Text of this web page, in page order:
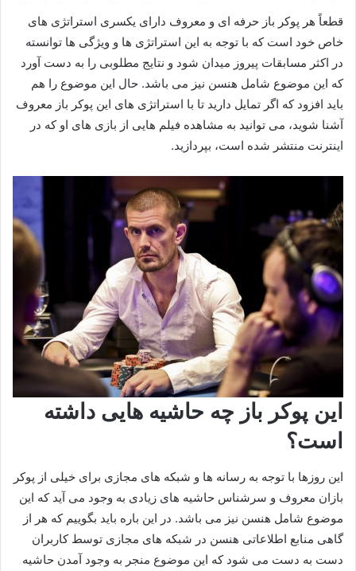
قطعاً هر پوکر باز حرفه ای و معروف دارای یکسری استراتژی های
خاص خود است که با توجه به این استراتژی‌ ها و ویژگی ها توانسته
در اکثر مسابقات پیروز میدان شود و نتایج مطلوبی را به دست آورد
که این موضوع شامل هنسن نیز می باشد. حال این موضوع را هم
باید افزود که اگر تمایل دارید تا با استراتژی های این پوکر باز معروف
آشنا شوید، می توانید به مشاهده فیلم هایی از بازی‌ های او که در
اینترنت منتشر شده است، بپردازید.
این پوکر باز چه حاشیه هایی داشته
است؟
این روزها با توجه به رسانه‌ ها و شبکه‌ های مجازی برای خیلی از پوکر
بازان معروف و سرشناس حاشیه‌ های زیادی به وجود می‌ آید که این
موضوع شامل هنسن نیز می باشد. در این باره باید بگوییم که هر از
گاهی منابع اطلاعاتی هنسن در شبکه‌ های مجازی توسط کاربران
دست به دست می‌ شود که این موضوع منجر به وجود آمدن حاشیه